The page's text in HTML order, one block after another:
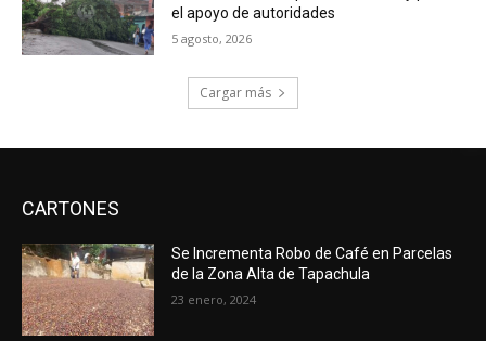
el apoyo de autoridades
5 agosto, 2026
Cargar más
CARTONES
Se Incrementa Robo de Café en Parcelas
de la Zona Alta de Tapachula
23 enero, 2024